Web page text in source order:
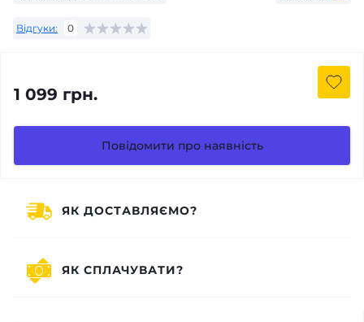
Відгуки: 0
1 099 грн.
Повідомити про наявність
ЯК ДОСТАВЛЯЄМО?
ЯК СПЛАЧУВАТИ?